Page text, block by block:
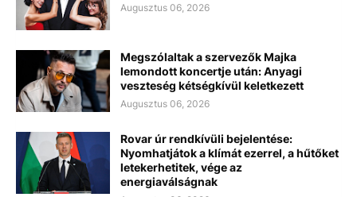
Augusztus 06, 2026
Megszólaltak a szervezők Majka
lemondott koncertje után: Anyagi
veszteség kétségkívül keletkezett
Augusztus 06, 2026
Rovar úr rendkívüli bejelentése:
Nyomhatjátok a klímát ezerrel, a hűtőket
letekerhetitek, vége az
energiaválságnak